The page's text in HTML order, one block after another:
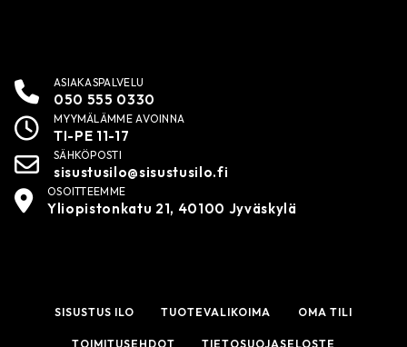
ASIAKASPALVELU
050 555 0330
MYYMÄLÄMME AVOINNA
TI-PE 11-17
SÄHKÖPOSTI
sisustusilo@sisustusilo.fi
OSOITTEEMME
Yliopistonkatu 21, 40100 Jyväskylä
SISUSTUS ILO TUOTEVALIKOIMA OMA TILI
TOIMITUSEHDOT TIETOSUOJASELOSTE